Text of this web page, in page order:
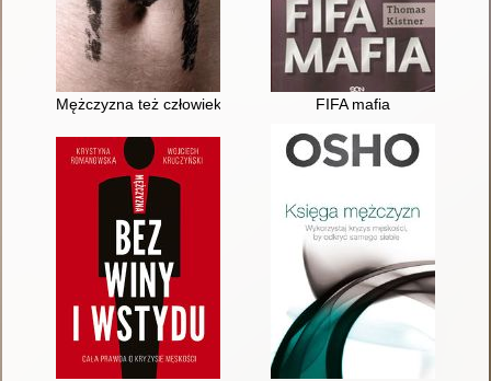
Mężczyzna też człowiek FIFA mafia